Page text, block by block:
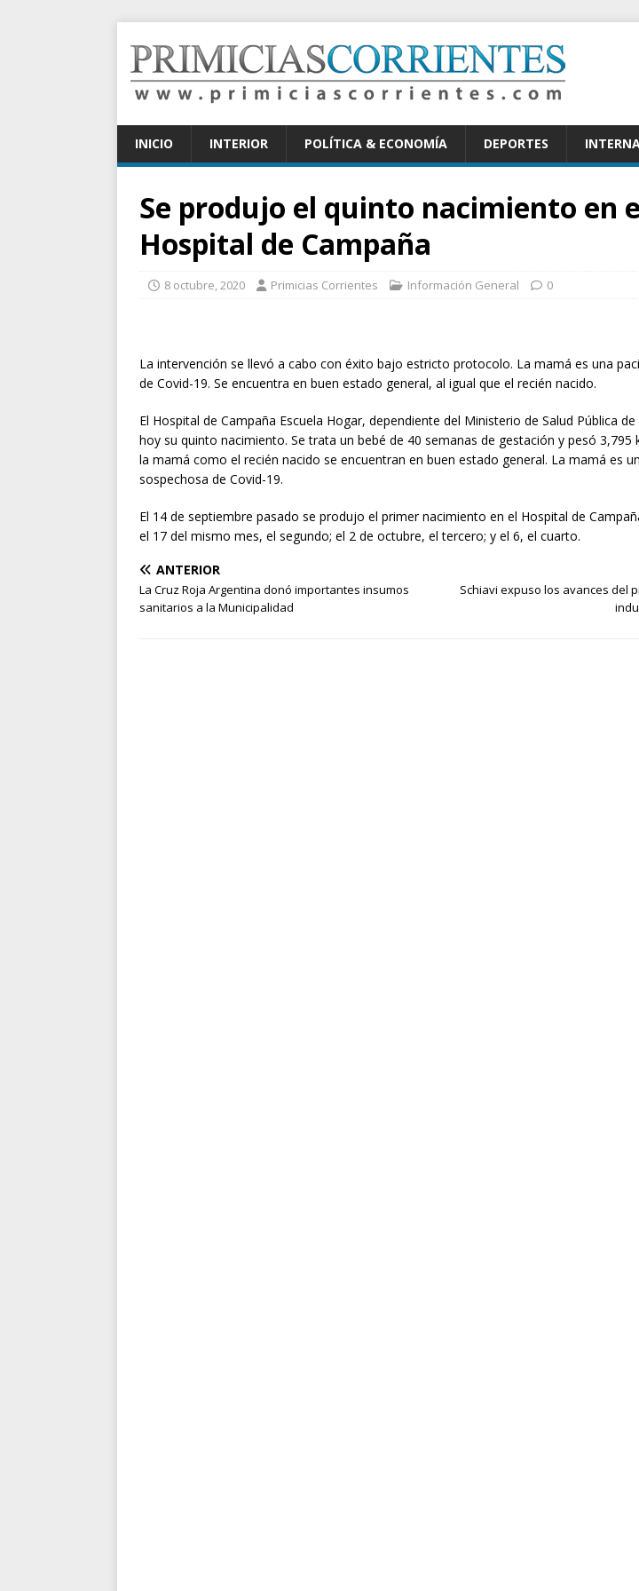
INICIO INTERIOR POLÍTICA & ECONOMÍA DEPORTES
Se produjo el quinto nacimiento en
Hospital de Campaña
8 octubre, 2020 Primicias Corrientes Información General 0
La intervención se llevó a cabo con éxito bajo estricto protocolo. La mamá es una
de Covid-19. Se encuentra en buen estado general, al igual que el recién nacido.
El Hospital de Campaña Escuela Hogar, dependiente del Ministerio de Salud Pública
hoy su quinto nacimiento. Se trata un bebé de 40 semanas de gestación y pesó 3,795
la mamá como el recién nacido se encuentran en buen estado general. La mamá es
sospechosa de Covid-19.
El 14 de septiembre pasado se produjo el primer nacimiento en el Hospital de
el 17 del mismo mes, el segundo; el 2 de octubre, el tercero; y el 6, el cuarto.
ANTERIOR
La Cruz Roja Argentina donó importantes insumos
sanitarios a la Municipalidad
Schiavi expuso los avances del